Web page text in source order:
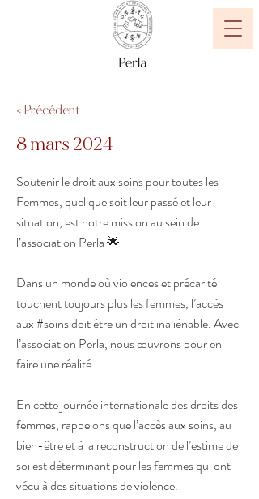
< Précédent
8 mars 2024
Soutenir le droit aux soins pour toutes les
Femmes, quel que soit leur passé et leur
situation, est notre mission au sein de
l’association Perla 🌟
Dans un monde où violences et précarité
touchent toujours plus les femmes, l’accès
aux #soins doit être un droit inaliénable. Avec
l’association Perla, nous œuvrons pour en
faire une réalité.
En cette journée internationale des droits des
femmes, rappelons que l’accès aux soins, au
bien-être et à la reconstruction de l’estime de
soi est déterminant pour les femmes qui ont
vécu à des situations de violence.